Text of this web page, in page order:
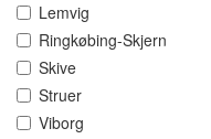
Lemvig
Ringkøbing-Skjern
Skive
Struer
Viborg